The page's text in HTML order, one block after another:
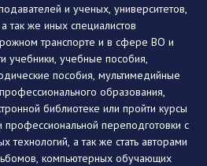
и ученых, университетов,
так же иных специалистов
транспорте и в сфере ВО и
учебные пособия,
пособия, мультимедийные
образования,
библиотеке или пройти курсы
переподготовки с
технологий, а так же стать авторами
компьютерных обучающих